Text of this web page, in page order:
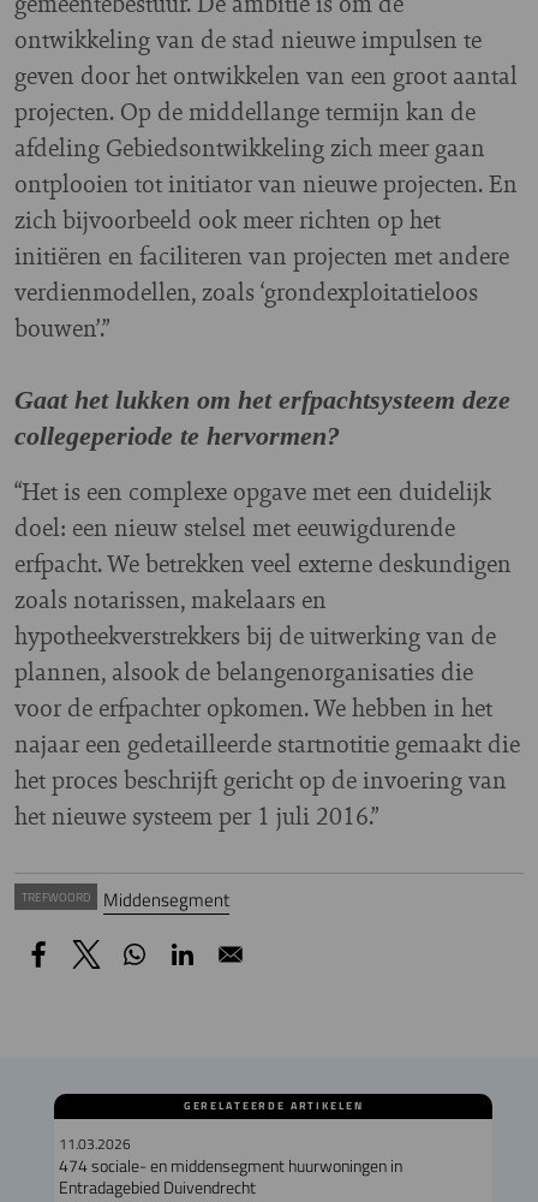
ontwikkeling van de stad nieuwe impulsen te
geven door het ontwikkelen van een groot aantal
projecten. Op de middellange termijn kan de
afdeling Gebiedsontwikkeling zich meer gaan
ontplooien tot initiator van nieuwe projecten. En
zich bijvoorbeeld ook meer richten op het
initiëren en faciliteren van projecten met andere
verdienmodellen, zoals ‘grondexploitatieloos
bouwen’.”
Gaat het lukken om het erfpachtsysteem deze
collegeperiode te hervormen?
“Het is een complexe opgave met een duidelijk
doel: een nieuw stelsel met eeuwigdurende
erfpacht. We betrekken veel externe deskundigen
zoals notarissen, makelaars en
hypotheekverstrekkers bij de uitwerking van de
plannen, alsook de belangenorganisaties die
voor de erfpachter opkomen. We hebben in het
najaar een gedetailleerde startnotitie gemaakt die
het proces beschrijft gericht op de invoering van
het nieuwe systeem per 1 juli 2016.”
TREFWOORD Middensegment
GERELATEERDE ARTIKELEN
11.03.2026
474 sociale- en middensegment huurwoningen in
Entradagebied Duivendrecht